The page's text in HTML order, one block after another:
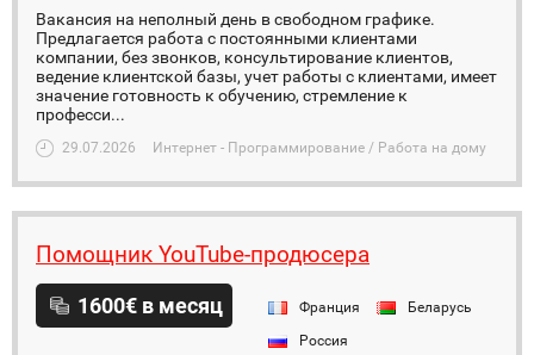
Вакансия на неполный день в свободном графике.
Предлагается работа с постоянными клиентами
компании, без звонков, консультирование клиентов,
ведение клиентской базы, учет работы с клиентами, имеет
значение готовность к обучению, стремление к
професси...
29.07.2026 Интернет - Программирование / Работа на дому
Помощник YouTube-продюсера
1600€ в месяц Франция
Беларусь
Россия